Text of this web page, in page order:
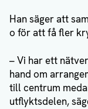
Han säger att
o för att få fler
– Vi har ett
hand om
till centrum
utflyktsdelen,